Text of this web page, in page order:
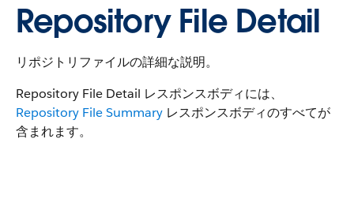
Repository File Detail
リポジトリファイルの詳細な説明。
Repository File Detail レスポンスボディには、
Repository File Summary レスポンスボディのすべてが
含まれます。